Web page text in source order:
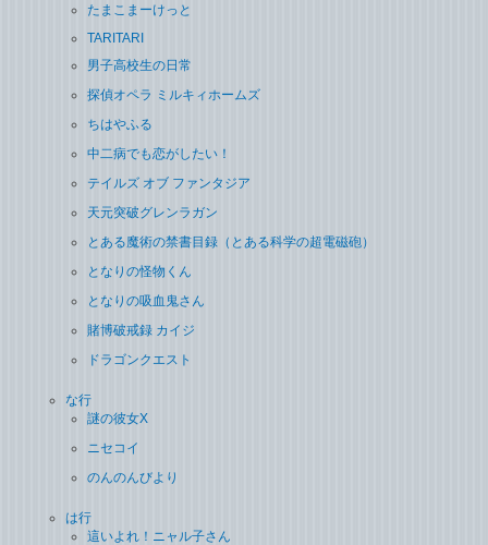
たまこまーけっと
TARITARI
男子高校生の日常
探偵オペラ ミルキィホームズ
ちはやふる
中二病でも恋がしたい！
テイルズ オブ ファンタジア
天元突破グレンラガン
とある魔術の禁書目録（とある科学の超電磁砲）
となりの怪物くん
となりの吸血鬼さん
賭博破戒録 カイジ
ドラゴンクエスト
な行
謎の彼女X
ニセコイ
のんのんびより
は行
這いよれ！ニャル子さん